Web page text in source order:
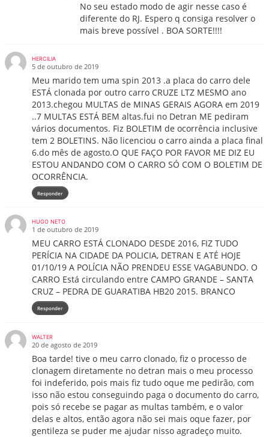
No seu estado modo de agir nesse caso é
diferente do RJ. Espero q consiga resolver o
mais breve possível . BOA SORTE!!!!
HERCILIA
5 de outubro de 2019
Meu marido tem uma spin 2013 .a placa do carro dele
ESTÁ clonada por outro carro CRUZE LTZ MESMO ano
2013.chegou MULTAS de MINAS GERAIS AGORA em 2019
..7 MULTAS ESTÁ BEM altas.fui no Detran ME pediram
vários documentos. Fiz BOLETIM de ocorrência inclusive
tem 2 BOLETINS. Não licenciou o carro ainda a placa final
6.do mês de agosto.O QUE FAÇO POR FAVOR ME DIZ EU
ESTOU ANDANDO COM O CARRO SÓ COM O BOLETIM DE
OCORRÊNCIA.
Responder
HUGO NETO
1 de outubro de 2019
MEU CARRO ESTÁ CLONADO DESDE 2016, FIZ TUDO
PERÍCIA NA CIDADE DA POLICIA, DETRAN E ATÉ HOJE
01/10/19 A POLÍCIA NÃO PRENDEU ESSE VAGABUNDO. O
CARRO Está circulando entre CAMPO GRANDE – SANTA
CRUZ – PEDRA DE GUARATIBA HB20 2015. BRANCO
Responder
WALTER
20 de agosto de 2019
Boa tarde! tive o meu carro clonado, fiz o processo de
clonagem diretamente no detran mais o meu processo
foi indeferido, pois mais fiz tudo oque me pedirão, com
isso não estou conseguindo paga o documento do carro,
pois só recebe se pagar as multas também, e o valor
delas e altos, então agora não sei mais oque fazer, por
gentileza se puder me ajudar nisso agradeço muito.